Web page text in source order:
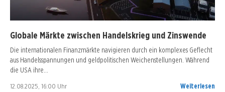
Globale Märkte zwischen Handelskrieg und Zinswende
Die internationalen Finanzmärkte navigieren durch ein komplexes Geflecht
aus Handelsspannungen und geldpolitischen Weichenstellungen. Während
die USA ihre…
12.08.2025, 16:00 Uhr Weiterlesen